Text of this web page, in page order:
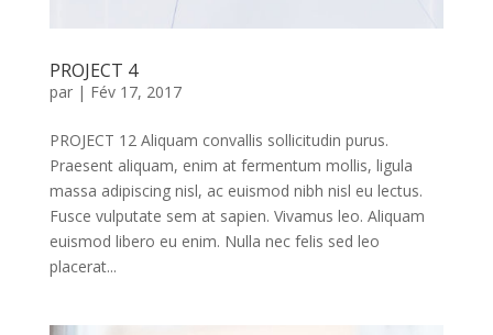
PROJECT 4
par | Fév 17, 2017
PROJECT 12 Aliquam convallis sollicitudin purus.
Praesent aliquam, enim at fermentum mollis, ligula
massa adipiscing nisl, ac euismod nibh nisl eu lectus.
Fusce vulputate sem at sapien. Vivamus leo. Aliquam
euismod libero eu enim. Nulla nec felis sed leo
placerat...